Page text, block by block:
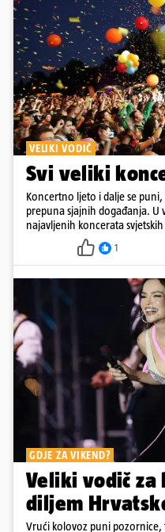
VELIKI VODIČ
Svi veliki
Koncertno ljeto i dalje se
prepuna sjajnih događanja.
najavljenih koncerata
2026. godine.
1
GDJE ZA VIKEND?
Veliki vodič
diljem
Vrući kolovoz puni pozornice,